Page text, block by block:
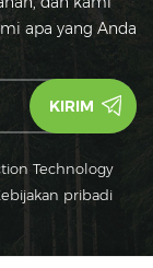
apa yang Anda
Technology
pribadi